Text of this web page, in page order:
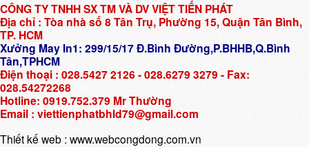
CÔNG TY TNHH SX TM VÀ DV VIỆT TIẾN PHÁT
Địa chỉ : Tòa nhà số 8 Tân Trụ, Phường 15, Quận Tân Bình,
TP. HCM
Xưởng May In1: 299/15/17 Đ.Bình Đường,P.BHHB,Q.Bình
Tân,TPHCM
Điện thoại : 028.5427 2126 - 028.6279 3279 - Fax:
028.54272268
Hotline: 0919.752.379 Mr Thường
Email : viettienphatbhld79@gmail.com
Thiết kế web : www.webcongdong.com.vn